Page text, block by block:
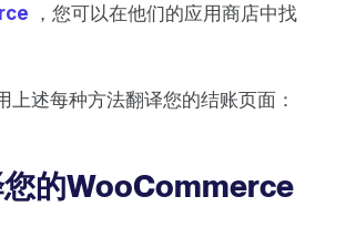
，您可以在他们的应用商店中找
上述每种方法翻译您的结账页面：
的WooCommerce